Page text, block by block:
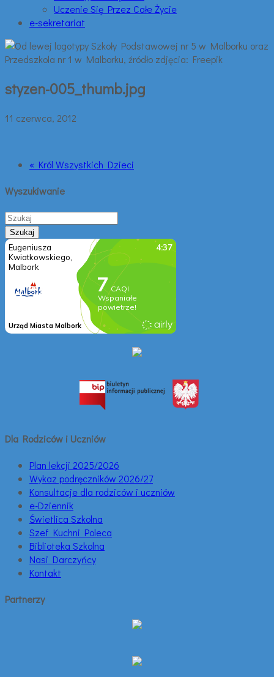
Uczenie Się Przez Całe Życie
e-sekretariat
styzen-005_thumb.jpg
11 czerwca, 2012
« Król Wszystkich Dzieci
Wyszukiwanie
Dla Rodziców i Uczniów
Plan lekcji 2025/2026
Wykaz podręczników 2026/27
Konsultacje dla rodziców i uczniów
e-Dziennik
Świetlica Szkolna
Szef Kuchni Poleca
Biblioteka Szkolna
Nasi Darczyńcy
Kontakt
Partnerzy